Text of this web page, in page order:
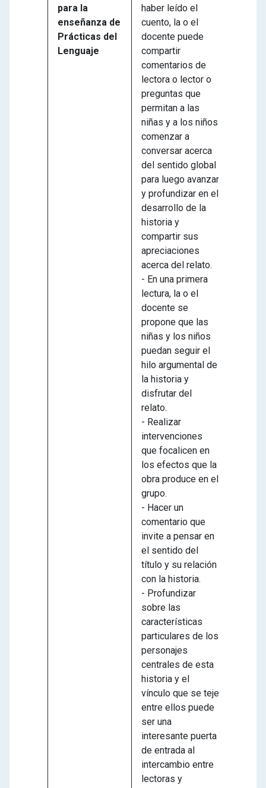
para la
enseñanza de
Prácticas del
Lenguaje
haber leído el
cuento, la o el
docente puede
compartir
comentarios de
lectora o lector o
preguntas que
permitan a las
niñas y a los niños
comenzar a
conversar acerca
del sentido global
para luego avanzar
y profundizar en el
desarrollo de la
historia y
compartir sus
apreciaciones
acerca del relato.
- En una primera
lectura, la o el
docente se
propone que las
niñas y los niños
puedan seguir el
hilo argumental de
la historia y
disfrutar del
relato.
- Realizar
intervenciones
que focalicen en
los efectos que la
obra produce en el
grupo.
- Hacer un
comentario que
invite a pensar en
el sentido del
título y su relación
con la historia.
- Profundizar
sobre las
características
particulares de los
personajes
centrales de esta
historia y el
vínculo que se teje
entre ellos puede
ser una
interesante puerta
de entrada al
intercambio entre
lectoras y